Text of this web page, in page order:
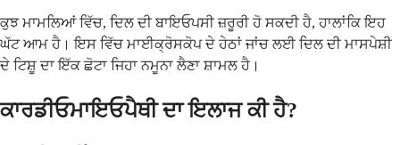
ਕੁਝ ਮਾਮਲਿਆਂ ਵਿੱਚ, ਦਿਲ ਦੀ ਬਾਇਓਪਸੀ ਜ਼ਰੂਰੀ ਹੋ ਸਕਦੀ ਹੈ, ਹਾਲਾਂਕਿ ਇਹ
ਘੱਟ ਆਮ ਹੈ। ਇਸ ਵਿੱਚ ਮਾਈਕ੍ਰੋਸਕੋਪ ਦੇ ਹੇਠਾਂ ਜਾਂਚ ਲਈ ਦਿਲ ਦੀ ਮਾਸਪੇਸ਼ੀ
ਦੇ ਟਿਸ਼ੂ ਦਾ ਇੱਕ ਛੋਟਾ ਜਿਹਾ ਨਮੂਨਾ ਲੈਣਾ ਸ਼ਾਮਲ ਹੈ।
ਕਾਰਡੀਓਮਾਇਓਪੈਥੀ ਦਾ ਇਲਾਜ ਕੀ ਹੈ?